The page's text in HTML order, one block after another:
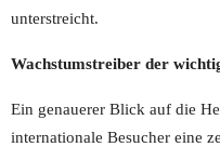
unterstreicht.
Wachstumstreiber der
Ein genauerer Blick auf die
internationale Besucher eine